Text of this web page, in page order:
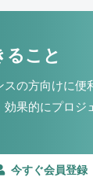
こと
の方向けに便
果的にプロジ
今すぐ会員登録